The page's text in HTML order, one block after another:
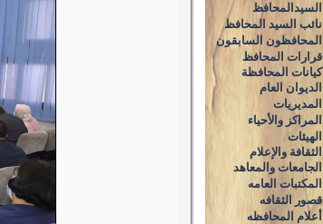
السيدالمحافظ
نائب السيد المحافظ
المحافظون السابقون
قرارات المحافظ
كيانات المحافظة
الديوان العام
المديريات
المراكز والأحياء
الهيئات
الثقافة والإعلام
الجامعات والمعاهد
المكتبات العامه
قصور الثقافه
أعلام المحافظه